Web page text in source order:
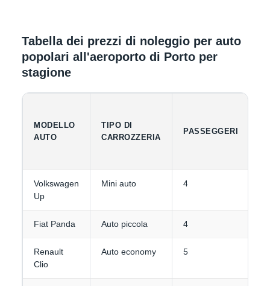
Tabella dei prezzi di noleggio per auto
popolari all'aeroporto di Porto per
stagione
MODELLO
AUTO
TIPO DI
CARROZZERIA
PASSEGGERI
Volkswagen
Up
Mini auto 4
Fiat Panda Auto piccola 4
Renault
Clio
Auto economy 5